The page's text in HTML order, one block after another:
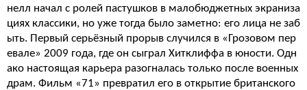
нелл начал с ролей пастушков в малобюджетных экраниза
циях классики, но уже тогда было заметно: его лица не заб
ыть. Первый серьёзный прорыв случился в «Грозовом пер
евале» 2009 года, где он сыграл Хитклиффа в юности. Одн
ако настоящая карьера разогналась только после военных
драм. Фильм «71» превратил его в открытие британского